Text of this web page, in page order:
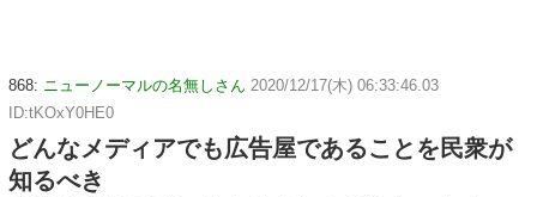
868: ニューノーマルの名無しさん 2020/12/17(木) 06:33:46.03
ID:tKOxY0HE0
どんなメディアでも広告屋であることを民衆が
知るべき